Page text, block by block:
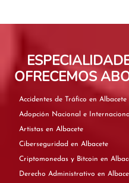
OFRECEMOS
Accidentes de Tráfico en Albacete
Artistas en Albacete
Ciberseguridad en Albacete
Criptomonedas y Bitcoin
Derecho Administrativo en